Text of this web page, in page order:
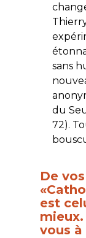
sans
du
72).
De
est
vous à